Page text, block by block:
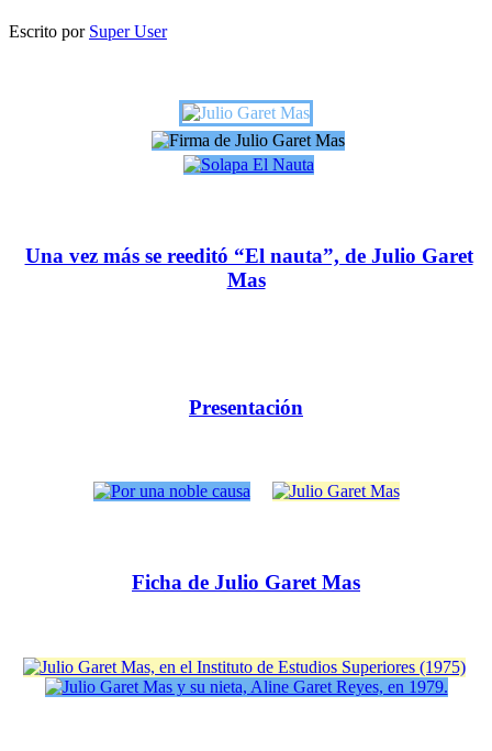
Escrito por Super User
Una vez más se reeditó “El nauta”, de Julio Garet
Mas
Presentación
Ficha de Julio Garet Mas